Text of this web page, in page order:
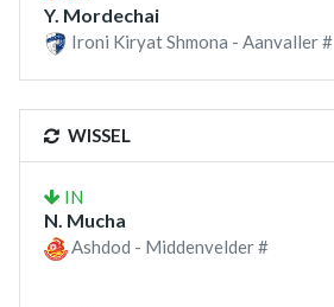
Y. Mordechai
Ironi Kiryat Shmona - Aanvaller #
WISSEL
IN
N. Mucha
Ashdod - Middenvelder #